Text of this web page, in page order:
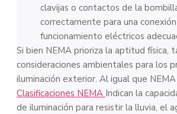
clavijas o contactos de la
correctamente para una
funcionamiento eléctricos
Si bien NEMA prioriza la aptitud física,
consideraciones ambientales para los
iluminación exterior. Al igual que NEMA
Clasificaciones NEMA Indican la
de iluminación para resistir la lluvia, el